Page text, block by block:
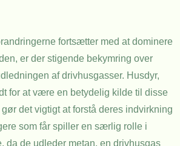
fortsætter med at dominere
er der stigende bekymring over
af drivhusgasser. Husdyr,
for at være en betydelig kilde til disse
det vigtigt at forstå deres indvirkning
som får spiller en særlig rolle i
da de udleder metan, en drivhusgas